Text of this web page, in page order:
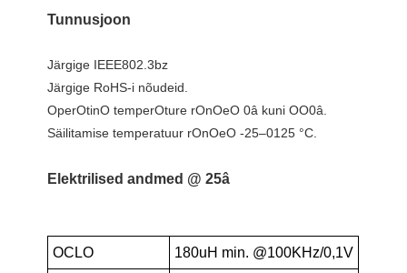
Tunnusjoon
Järgige IEEE802.3bz
Järgige RoHS-i nõudeid.
OperOtinO temperOture rOnOeO 0â kuni OO0â.
Säilitamise temperatuur rOnOeO -25–0125 °C.
Elektrilised andmed @ 25â
OCLO 180uH min. @100KHz/0,1V